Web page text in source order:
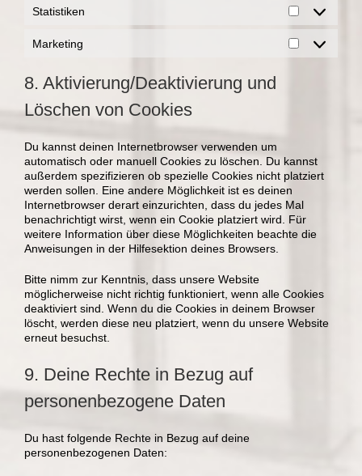
Statistiken
Statistiken
Marketing
Marketing
8. Aktivierung/Deaktivierung und
Löschen von Cookies
Du kannst deinen Internetbrowser verwenden um
automatisch oder manuell Cookies zu löschen. Du kannst
außerdem spezifizieren ob spezielle Cookies nicht platziert
werden sollen. Eine andere Möglichkeit ist es deinen
Internetbrowser derart einzurichten, dass du jedes Mal
benachrichtigt wirst, wenn ein Cookie platziert wird. Für
weitere Information über diese Möglichkeiten beachte die
Anweisungen in der Hilfesektion deines Browsers.
Bitte nimm zur Kenntnis, dass unsere Website
möglicherweise nicht richtig funktioniert, wenn alle Cookies
deaktiviert sind. Wenn du die Cookies in deinem Browser
löscht, werden diese neu platziert, wenn du unsere Website
erneut besuchst.
9. Deine Rechte in Bezug auf
personenbezogene Daten
Du hast folgende Rechte in Bezug auf deine
personenbezogenen Daten: